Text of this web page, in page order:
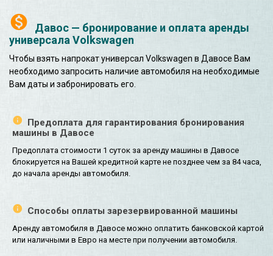
Давос — бронирование и оплата аренды
универсала Volkswagen
Чтобы взять напрокат универсал Volkswagen в Давосе Вам
необходимо запросить наличие автомобиля на необходимые
Вам даты и забронировать его.
Предоплата для гарантирования бронирования
машины в Давосе
Предоплата стоимости 1 суток за аренду машины в Давосе
блокируется на Вашей кредитной карте не позднее чем за 84 часа,
до начала аренды автомобиля.
Способы оплаты зарезервированной машины
Аренду автомобиля в Давосе можно оплатить банковской картой
или наличными в Евро на месте при получении автомобиля.